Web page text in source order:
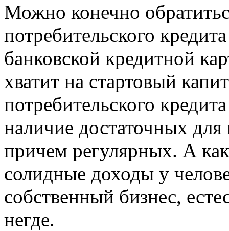
Можно конечно
потребительского
банковской кредитной
хватит на стартовый
потребительского
наличие достаточных
причем регулярных. А
солидные доходы у
собственный бизнес,
негде.